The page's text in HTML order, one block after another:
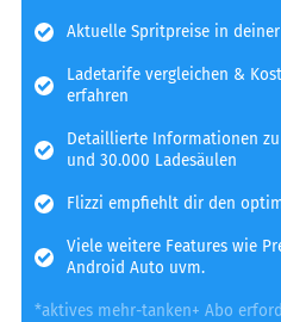
Aktuelle Spritpreise in
Ladetarife vergleichen &
erfahren
Detaillierte Informationen
und 30.000 Ladesäulen
Flizzi empfiehlt dir den
Viele weitere Features wie
Android Auto uvm.
*aktives mehr-tanken+ Abo